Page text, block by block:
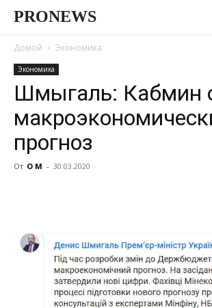
PRONEWS
Домой Экономика
Экономика
Шмыгаль: Кабмин
прогноз
От О М - 30.03.2020